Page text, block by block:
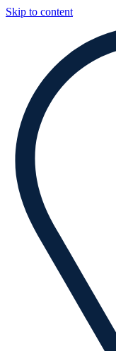
Skip to content